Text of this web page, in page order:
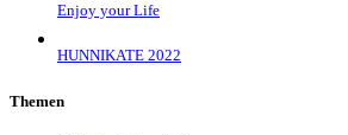
Enjoy your Life
HUNNIKATE 2022
Themen